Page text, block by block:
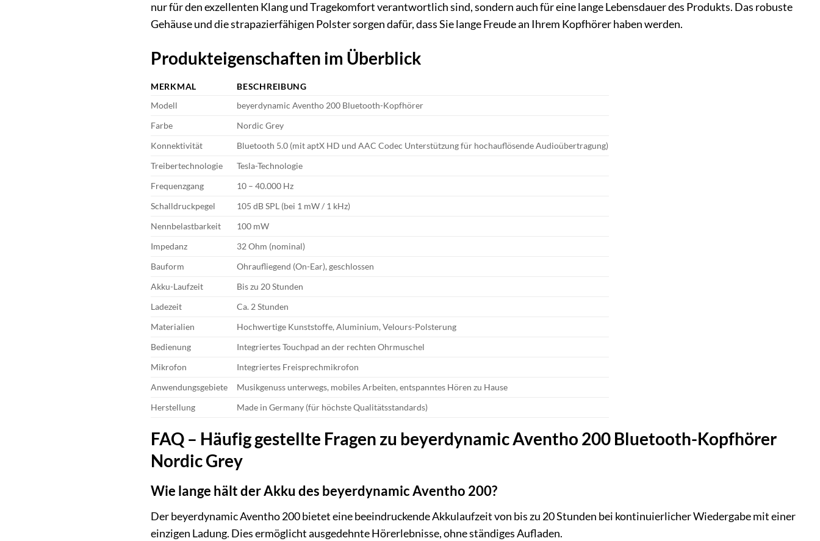
nur für den exzellenten Klang und Tragekomfort verantwortlich sind, sondern auch für eine lange Lebensdauer des Produkts. Das robuste
Gehäuse und die strapazierfähigen Polster sorgen dafür, dass Sie lange Freude an Ihrem Kopfhörer haben werden.
Produkteigenschaften im Überblick
MERKMAL
BESCHREIBUNG
Modell
beyerdynamic Aventho 200 Bluetooth-Kopfhörer
Farbe
Nordic Grey
Konnektivität
Bluetooth 5.0 (mit aptX HD und AAC Codec Unterstützung für hochauflösende Audioübertragung)
Treibertechnologie
Tesla-Technologie
Frequenzgang
10 – 40.000 Hz
Schalldruckpegel
105 dB SPL (bei 1 mW / 1 kHz)
Nennbelastbarkeit
100 mW
Impedanz
32 Ohm (nominal)
Bauform
Ohraufliegend (On-Ear), geschlossen
Akku-Laufzeit
Bis zu 20 Stunden
Ladezeit
Ca. 2 Stunden
Materialien
Hochwertige Kunststoffe, Aluminium, Velours-Polsterung
Bedienung
Integriertes Touchpad an der rechten Ohrmuschel
Mikrofon
Integriertes Freisprechmikrofon
Anwendungsgebiete
Musikgenuss unterwegs, mobiles Arbeiten, entspanntes Hören zu Hause
Herstellung
Made in Germany (für höchste Qualitätsstandards)
FAQ – Häufig gestellte Fragen zu beyerdynamic Aventho 200 Bluetooth-Kopfhörer
Nordic Grey
Wie lange hält der Akku des beyerdynamic Aventho 200?
Der beyerdynamic Aventho 200 bietet eine beeindruckende Akkulaufzeit von bis zu 20 Stunden bei kontinuierlicher Wiedergabe mit einer
einzigen Ladung. Dies ermöglicht ausgedehnte Hörerlebnisse, ohne ständiges Aufladen.